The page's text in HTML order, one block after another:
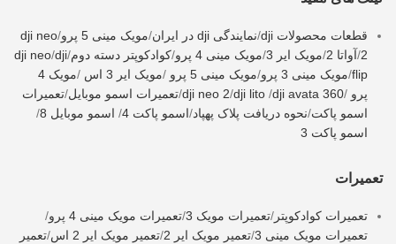
قطعات محصولات dji /نمایندگی dji در ایران /مویک مینی 5 پرو /
dji neo
2
/آواتا 2 /مویک ایر 3 /مویک مینی 4 پرو /کوادکوپتر دسته دوم/
dji neo/dji
flip
/مویک مینی 3 پرو /مویک مینی 5 پرو /مویک ایر 3 اس /
مویک 4
پرو /
dji neo 2/dji lito /dji avata 360
/تعمیرات اسمو موبایل/تعمیرات
اسمو پاکت/نحوه دریافت پلاک پهپاد/اسمو پاکت 4 / اسمو موبایل 8
/
اسمو پاکت 3
تعمیرات
تعمیرات کوادکوپتر /تعمیرات مویک 3 /تعمیرات مویک مینی 4 پرو
/
تعمیرات مویک مینی 3
/تعمیر مویک ایر 2 /تعمیر مویک ایر 2 اس /تعمیر